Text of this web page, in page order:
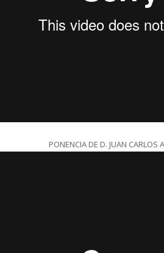
PONENCIA DE D. JUAN CARLOS